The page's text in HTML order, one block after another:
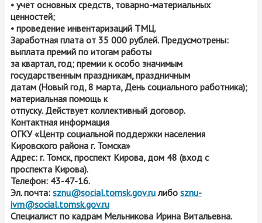
• учет основных средств, товарно-материальных
ценностей;
• проведение инвентаризаций ТМЦ.
Заработная плата от 35 000 рублей. Предусмотрены:
выплата премий по итогам работы
за квартал, год; премии к особо значимым
государственным праздникам, праздничным
датам (Новый год, 8 марта, День социального работника);
материальная помощь к
отпуску. Действует коллективный договор.
Контактная информация
ОГКУ «Центр социальной поддержки населения
Кировского района г. Томска»
Адрес: г. Томск, проспект Кирова, дом 48 (вход с
проспекта Кирова).
Телефон: 43-47-16.
Эл. почта: sznu@social.tomsk.gov.ruлибо sznu-
ivm@social.tomsk.gov.ru
Специалист по кадрам Мельникова Ирина Витальевна.